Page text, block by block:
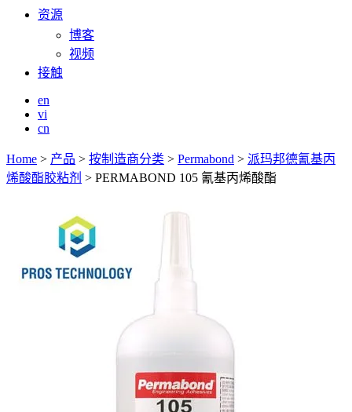
资源
博客
视频
接触
en
vi
cn
Home > 产品 > 按制造商分类 > Permabond > 派玛邦德氰基丙
烯酸酯胶粘剂 > PERMABOND 105 氰基丙烯酸酯